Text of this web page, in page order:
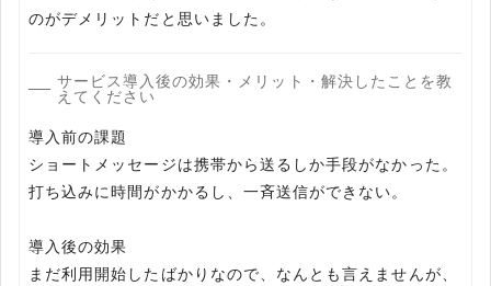
のがデメリットだと思いました。
サービス導入後の効果・メリット・解決したことを教
えてください
導入前の課題
ショートメッセージは携帯から送るしか手段がなかった。
打ち込みに時間がかかるし、一斉送信ができない。
導入後の効果
まだ利用開始したばかりなので、なんとも言えませんが、